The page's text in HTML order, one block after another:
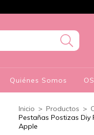
Quiénes Somos
Inicio > Productos >
Pestañas Postizas Diy
Apple